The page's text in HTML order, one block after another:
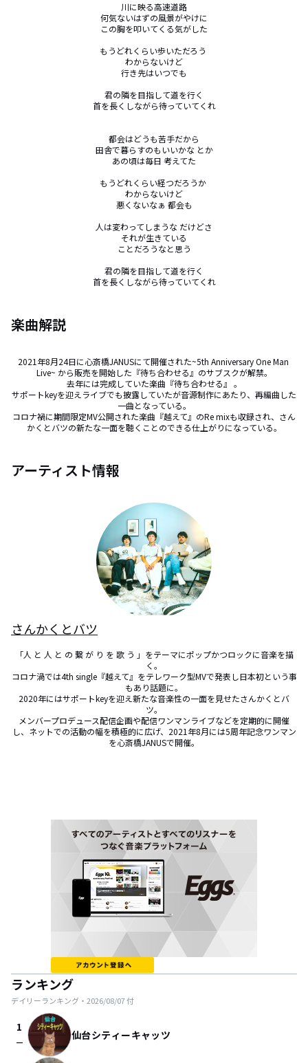
川に映る高速道路
何気ないはずの風景がやけに
この胸を叩いてくる気がした
もうどれくらい歩いただろう
わからないけど
行き先はいつでも
君の隣を目指して道を行く
首を長くしながら待っていてくれ
都会はどうも苦手だから
田舎で暮らすのもいいかな とか
あの頃は毎日 考えてた
もうどれくらい経つだろうか
わからないけど
悪くないなぁ 都会も
人は変わってしまうな だけどさ
それが生きている
ことだろうなと思う
君の隣を目指して道を行く
首を長くしながら待っていてくれ
楽曲解説
2021年8月24日に心斎橋JANUSにて開催された~5th Anniversary One Man
Live~ から販売を開始した『待ち合わせる』のサブスクが解禁。
去年には完成していた楽曲『待ち合わせる』 。
サポートkeyを迎えライブでも披露していたが音源制作にあたり、再編曲した
一曲となっている。
コロナ禍に期間限定MV公開された楽曲『越えて』のRe mixも収録され、さん
かくとバツの新たな一面を聴くことのできる仕上がりになっている。
アーティスト情報
さんかくとバツ
「人 と 人 と の 繋 が り を 歌 う 」をテーマにポップかつロックに音楽を描
く。
コロナ渦では4th single『越えて』をテレワーク型MVで発表し日本初という事
もあり話題に。
2020年にはサポートkeyを迎え新たな音楽性の一面を見せたさんかくとバ
ツ。
メンバープロデュース配信企画や配信ワンマンライブなどを定期的に開催
し、ネットでの活動の幅を積極的に広げ、2021年8月には5周年記念ワンマン
を心斎橋JANUSで開催。
ランキング
デイリーランキング・ 2026/08/07付
1
check_indeterminate_small 仙台シティーキャッツ